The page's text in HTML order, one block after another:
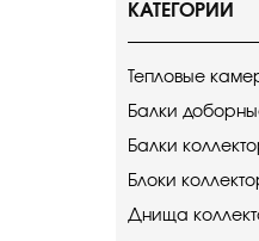
КАТЕГОРИИ
Тепловые
Балки
Балки
Блоки
Днища